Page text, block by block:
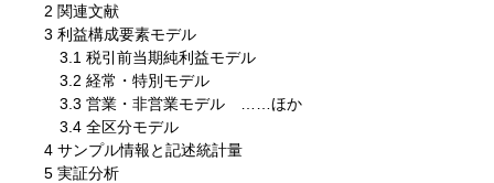
2 関連文献
3 利益構成要素モデル
3.1 税引前当期純利益モデル
3.2 経常・特別モデル
3.3 営業・非営業モデル ……ほか
3.4 全区分モデル
4 サンプル情報と記述統計量
5 実証分析